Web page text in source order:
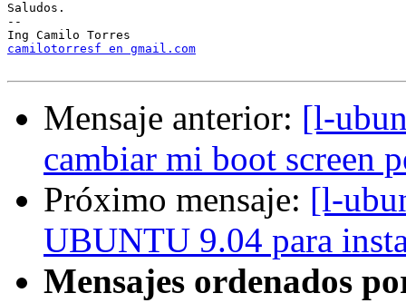
Saludos.
--
camilotorresf en gmail.com
Mensaje anterior: [l-
cambiar mi boot screen
Próximo mensaje: [l-
UBUNTU 9.04 para
Mensajes ordenados